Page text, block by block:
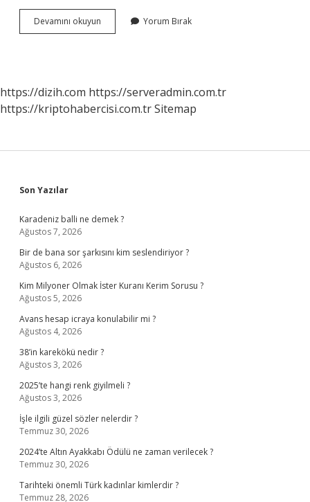
Devamını okuyun
Türkçe
Yorum Bırak
https://dizih.com https://serveradmin.com.tr
https://kriptohabercisi.com.trSitemap
Sidebar
Son Yazılar
Karadeniz balli ne demek ?
Ağustos 7, 2026
Bir de bana sor şarkısını kim seslendiriyor ?
Ağustos 6, 2026
Kim Milyoner Olmak İster Kuranı Kerim Sorusu ?
Ağustos 5, 2026
Avans hesap icraya konulabilir mi ?
Ağustos 4, 2026
38’in karekökü nedir ?
Ağustos 3, 2026
2025’te hangi renk giyilmeli ?
Ağustos 3, 2026
İşle ilgili güzel sözler nelerdir ?
Temmuz 30, 2026
2024’te Altın Ayakkabı Ödülü ne zaman verilecek ?
Temmuz 30, 2026
Tarihteki önemli Türk kadınlar kimlerdir ?
Temmuz 28, 2026